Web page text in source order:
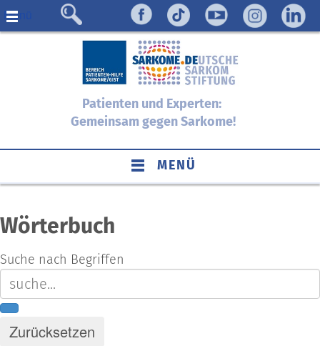
Menü
Patienten und Experten:
Gemeinsam gegen Sarkome!
MENÜ
Wörterbuch
Suche nach Begriffen